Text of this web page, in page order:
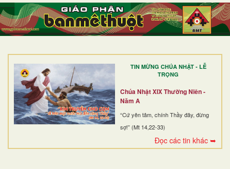
TIN MỪNG CHÚA NHẬT - LỄ
TRỌNG
Chúa Nhật XIX Thường Niên -
Năm A
“Cứ yên tâm, chính Thầy đây, đừng
sợ!” (Mt 14,22-33)
Đọc các tin khác ➥
TRANG NHẤT
GIỚI THIỆU
DÒNG TU
BAN MỤC VỤ
ĐOÀN THỂ CG
ĐIỂM HÀNH HƯƠNG